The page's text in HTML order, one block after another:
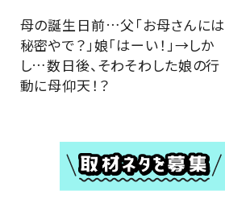
母の誕生日前…父「お母さんには
秘密やで？」娘「はーい！」→しか
し…数日後、そわそわした娘の行
動に母仰天！？